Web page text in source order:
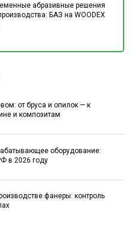
абразивные решения
БАЗ на WOODEX
от бруса и опилок — к
и композитам
оборудование:
в 2026 году
фанеры: контроль